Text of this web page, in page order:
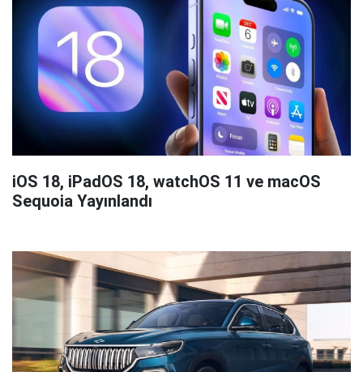
iOS 18, iPadOS 18, watchOS 11 ve macOS
Sequoia Yayınlandı